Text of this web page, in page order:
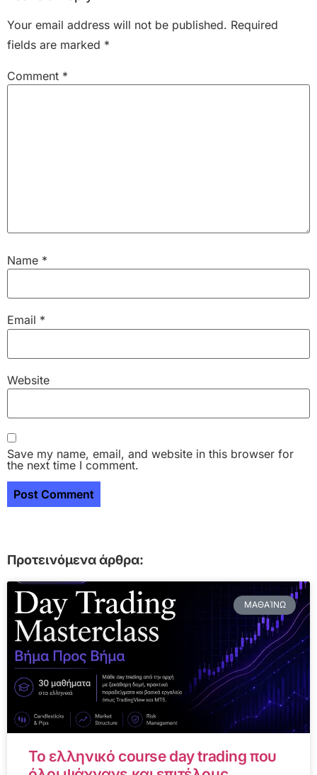
Your email address will not be published. Required
fields are marked *
Comment *
Name *
Email *
Website
Save my name, email, and website in this browser for
the next time I comment.
Προτεινόμενα άρθρα:
ΜΑΘΑΊΝΩ
Το ελληνικό course day trading που